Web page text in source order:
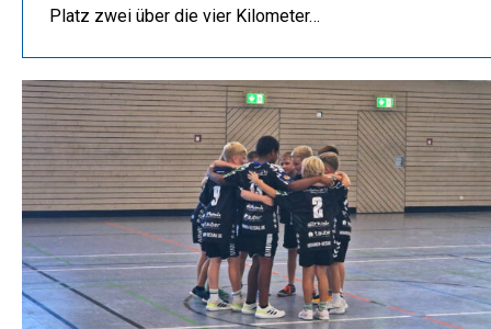
Platz zwei über die vier Kilometer…